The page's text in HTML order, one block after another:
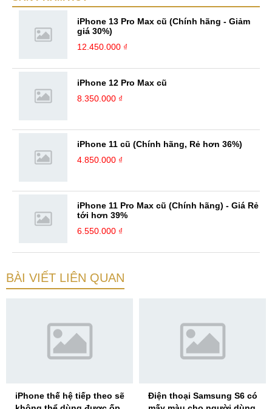
iPhone 13 Pro Max cũ (Chính hãng - Giảm
giá 30%)
12.450.000 ₫
iPhone 12 Pro Max cũ
8.350.000 ₫
iPhone 11 cũ (Chính hãng, Rẻ hơn 36%)
4.850.000 ₫
iPhone 11 Pro Max cũ (Chính hãng) - Giá Rẻ
tới hơn 39%
6.550.000 ₫
BÀI VIẾT LIÊN QUAN
iPhone thế hệ tiếp theo sẽ
Điện thoại Samsung S6 có